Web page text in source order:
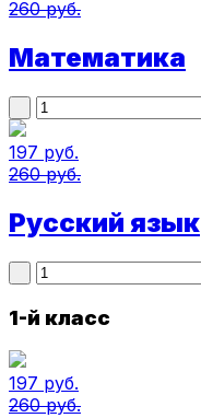
260 руб.
Математика
197 руб.
260 руб.
Русский язык
1-й класс
197 руб.
260 руб.